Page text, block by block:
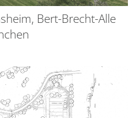
Bert-Brecht-Alle